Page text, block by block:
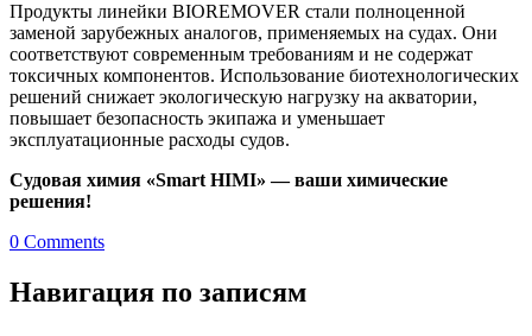
Продукты линейки BIOREMOVER стали полноценной
заменой зарубежных аналогов, применяемых на судах. Они
соответствуют современным требованиям и не содержат
токсичных компонентов. Использование биотехнологических
решений снижает экологическую нагрузку на акватории,
повышает безопасность экипажа и уменьшает
эксплуатационные расходы судов.
Судовая химия «SmartHIMI» — ваши химические
решения!
0 Comments
Навигация по записям